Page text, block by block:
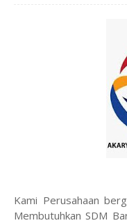
Kami Perusahaan
Membutuhkan SDM